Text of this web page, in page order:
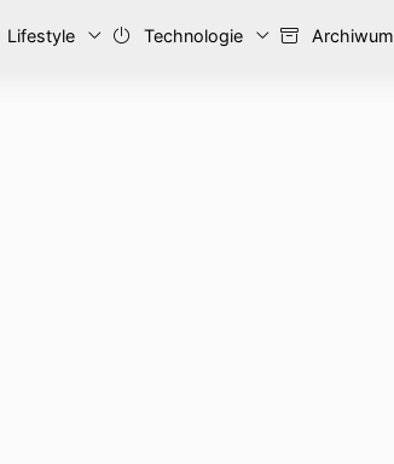
Lifestyle Technologie Archiwum